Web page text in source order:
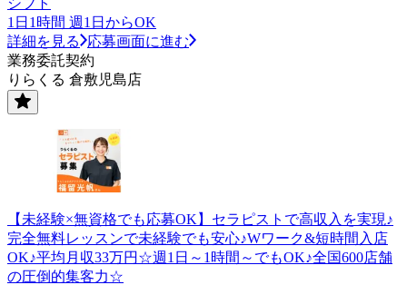
1日1時間 週1日からOK
詳細を見る
応募画面に進む
業務委託契約
りらくる 倉敷児島店
【未経験×無資格でも応募OK】セラピストで高収入を実現♪
完全無料レッスンで未経験でも安心♪Wワーク&短時間入店
OK♪平均月収33万円☆週1日～1時間～でもOK♪全国600店舗
の圧倒的集客力☆